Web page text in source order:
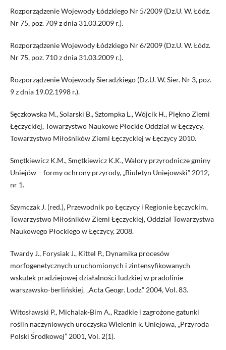
Rozporządzenie Wojewody Łódzkiego Nr 5/2009 (Dz.U. W. Łódz.
Nr 75, poz. 709 z dnia 31.03.2009 r.).
Rozporządzenie Wojewody Łódzkiego Nr 6/2009 (Dz.U. W. Łódz.
Nr 75, poz. 710 z dnia 31.03.2009 r.).
Rozporządzenie Wojewody Sieradzkiego (Dz.U. W. Sier. Nr 3, poz.
9 z dnia 19.02.1998 r.).
Sęczkowska M., Solarski B., Sztompka L., Wójcik H., Piękno Ziemi
Łęczyckiej, Towarzystwo Naukowe Płockie Oddział w Łęczycy,
Towarzystwo Miłośników Ziemi Łęczyckiej w Łęczycy 2010.
Smętkiewicz K.M., Smętkiewicz K.K., Walory przyrodnicze gminy
Uniejów – formy ochrony przyrody, „Biuletyn Uniejowski” 2012,
nr 1.
Szymczak J. (red.), Przewodnik po Łęczycy i Regionie Łęczyckim,
Towarzystwo Miłośników Ziemi Łęczyckiej, Oddział Towarzystwa
Naukowego Płockiego w Łęczycy, 2008.
Twardy J., Forysiak J., Kittel P., Dynamika procesów
morfogenetycznych uruchomionych i zintensyfikowanych
wskutek pradziejowej działalności ludzkiej w pradolinie
warszawsko-berlińskiej, „Acta Geogr. Lodz.” 2004, Vol. 83.
Witosławski P., Michalak-Bim A., Rzadkie i zagrożone gatunki
roślin naczyniowych uroczyska Wielenin k. Uniejowa, „Przyroda
Polski Środkowej” 2001, Vol. 2(1).